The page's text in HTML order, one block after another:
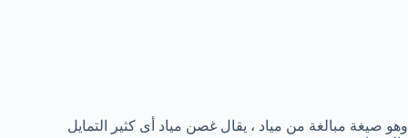
وهو صيغة مبالغة من مياد ، يقال غصن مياد أى كثير التمايل